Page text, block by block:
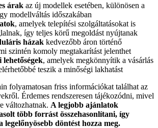
árak az új modellek esetében, különösen a
modellváltás időszakában
, amelyek telepítési szolgáltatásokat is
így teljes körű megoldást nyújtanak
házak kedvezőbb áron történő
szintén komoly megtakarítást jelenthet
lehetőségek, amelyek megkönnyítik a vásárlás
teszik a minőségi lakhatást
folyamatosan friss információkat találhat az
Érdemes rendszeresen tájékozódni, mivel
változhatnak. A legjobb ajánlatok
több forrást összehasonlítani, így
legelőnyösebb döntést hozza meg.